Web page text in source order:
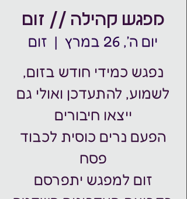
מפגש קהילה // זום
יום ה׳, 26 במרץ
  |
זום
נפגש כמידי חודש בזום,
לשמוע, להתעדכן ואולי גם
הפעם נרים כוסית לכבוד
זום למפגש יתפרסם